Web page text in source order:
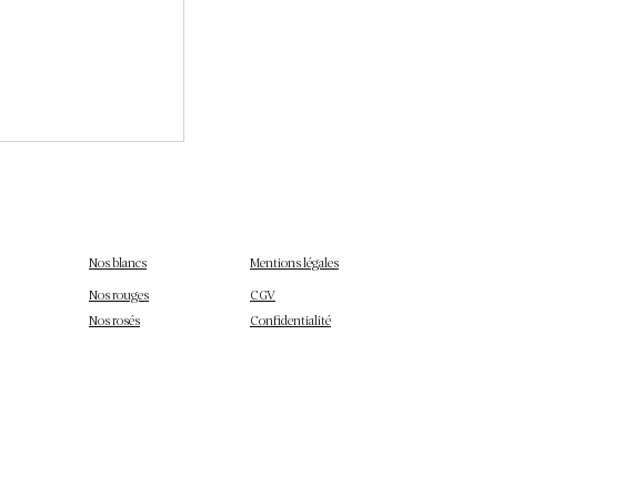
Nos blancs
Nos rouges
Nos rosés
Mentions légales
CGV
Confidentialité